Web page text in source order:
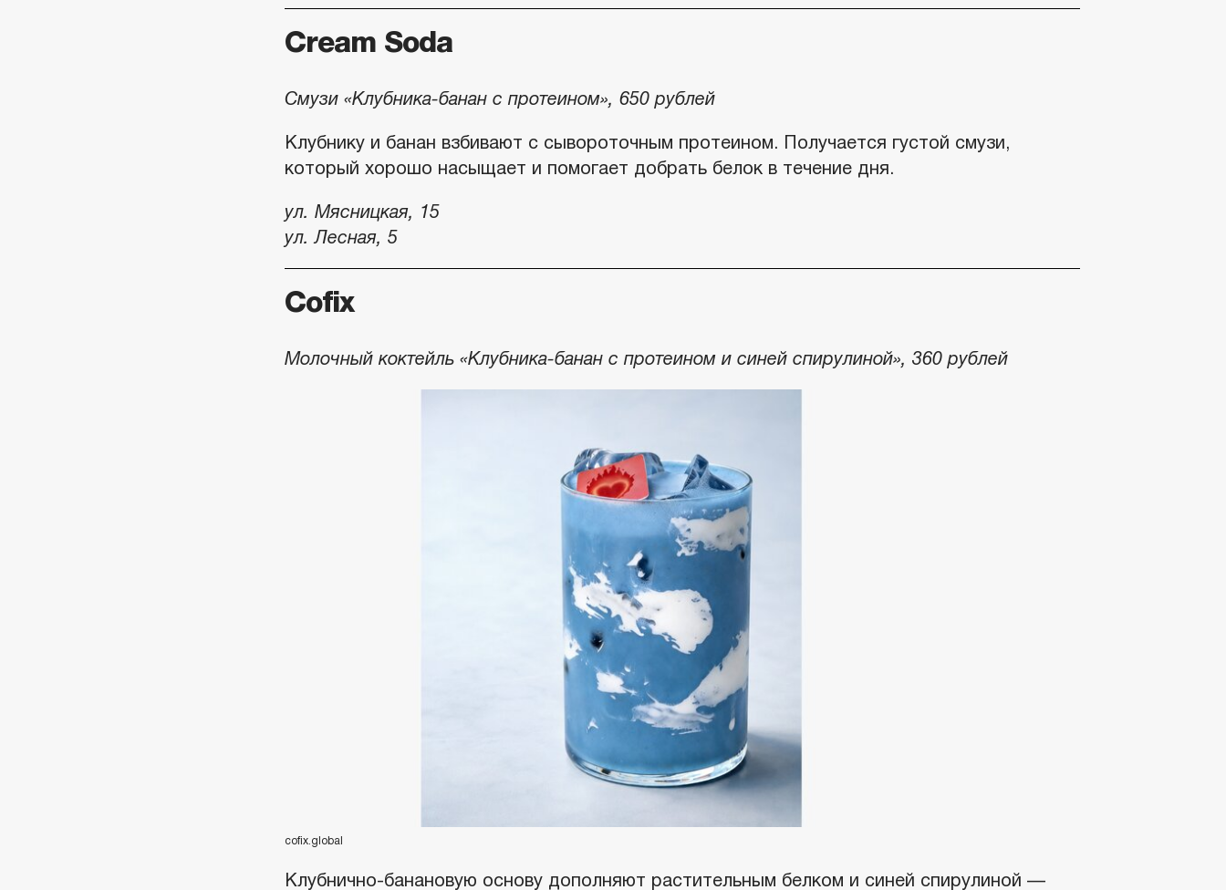
Cream Soda
Смузи «Клубника-банан с протеином», 650 рублей
Клубнику и банан взбивают с сывороточным протеином. Получается густой смузи,
который хорошо насыщает и помогает добрать белок в течение дня.
ул. Мясницкая, 15
ул. Лесная, 5
Cofix
Молочный коктейль «Клубника-банан с протеином и синей спирулиной», 360 рублей
cofix.global
Клубнично-банановую основу дополняют растительным белком и синей спирулиной —